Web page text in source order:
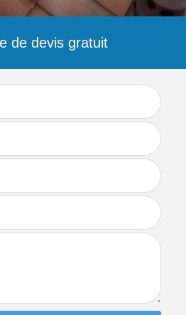
de devis gratuit